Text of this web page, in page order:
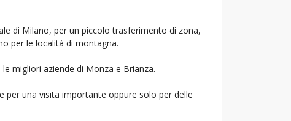
di Milano, per un piccolo trasferimento di zona,
per le località di montagna.
migliori aziende di Monza e Brianza.
per una visita importante oppure solo per delle